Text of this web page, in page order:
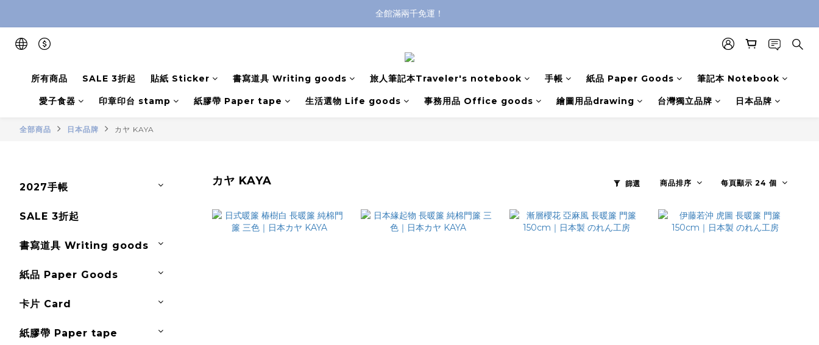
全館滿兩千免運！
登入購買，立即接收出貨通知
全館滿兩千免運！
所有商品
SALE 3折起 貼紙 Sticker 書寫道具 Writing goods 旅人筆記本Traveler's notebook 手帳 紙品 Paper Goods 筆記本 Notebook
愛子食器 印章印台 stamp 紙膠帶 Paper tape 生活選物 Life goods 事務用品 Office goods 繪圖用品drawing 台灣獨立品牌 日本品牌
全部商品 日本品牌 カヤ KAYA
2027手帳
SALE 3折起
書寫道具 Writing goods
紙品 Paper Goods
卡片 Card
紙膠帶 Paper tape
カヤ KAYA 篩選 商品排序 每頁顯示 24 個